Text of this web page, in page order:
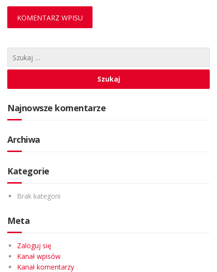
Najnowsze komentarze
Archiwa
Kategorie
Brak kategorii
Meta
Zaloguj się
Kanał wpisów
Kanał komentarzy